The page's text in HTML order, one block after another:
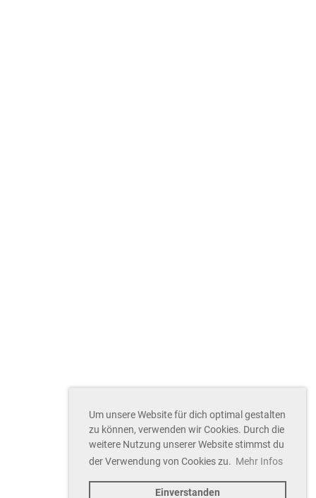
Um unsere Website für dich optimal gestalten
zu können, verwenden wir Cookies. Durch die
weitere Nutzung unserer Website stimmst du
der Verwendung von Cookies zu. Mehr Infos
Einverstanden